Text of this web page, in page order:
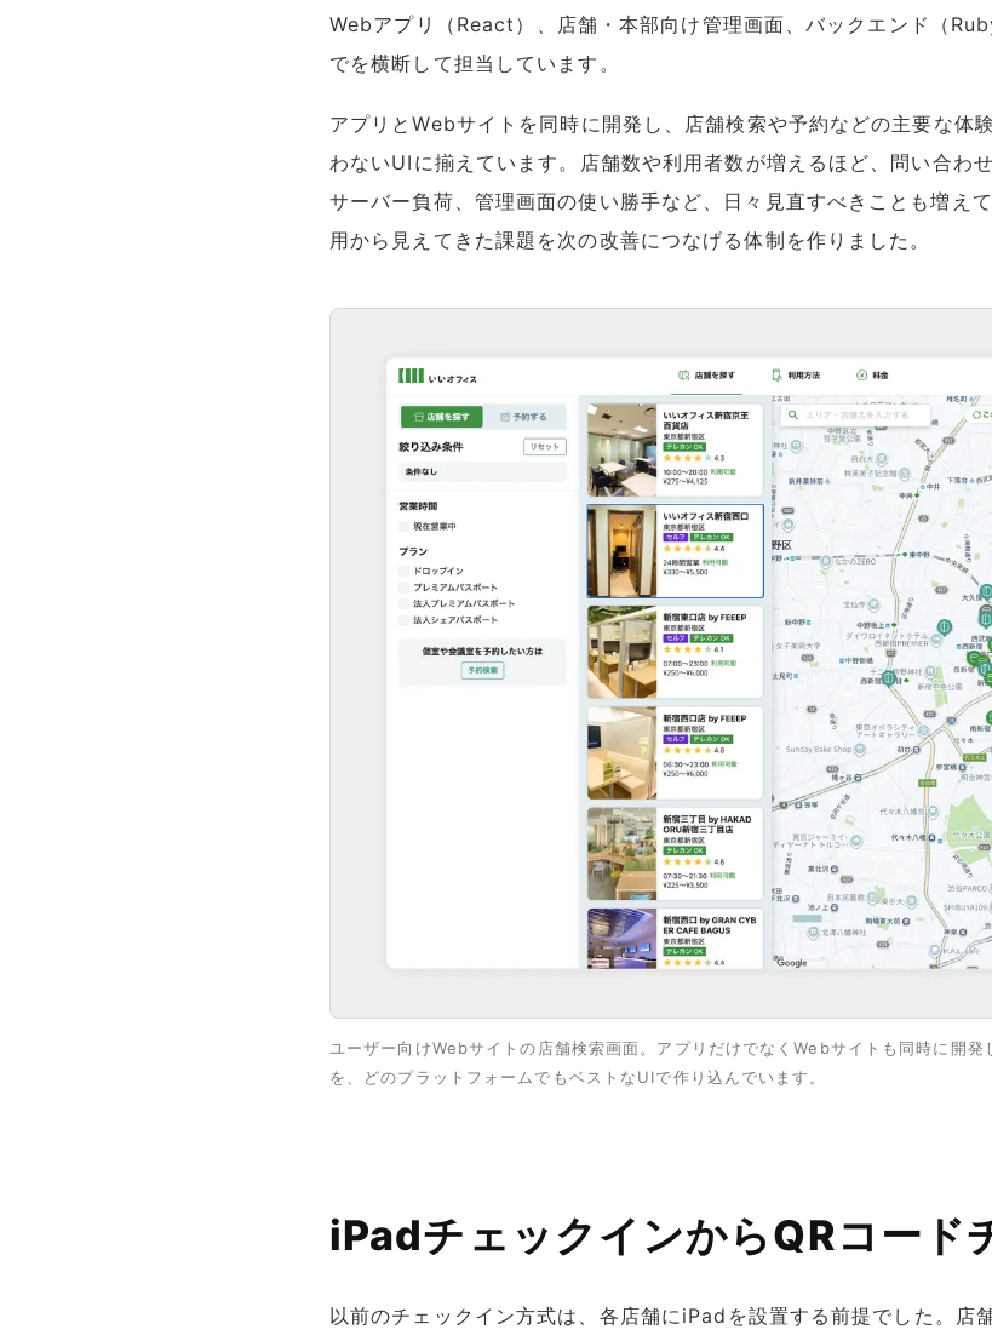
Webアプリ（React）、店舗・本部向け管理画面、バックエンド（
でを横断して担当しています。
アプリとWebサイトを同時に開発し、店舗検索や予約などの主要な体
わないUIに揃えています。店舗数や利用者数が増えるほど、問い合わ
サーバー負荷、管理画面の使い勝手など、日々見直すべきことも増え
用から見えてきた課題を次の改善につなげる体制を作りました。
ユーザー向けWebサイトの店舗検索画面。アプリだけでなくWebサイトも同時に開
を、どのプラットフォームでもベストなUIで作り込んでいます。
iPadチェックインからQRコード
以前のチェックイン方式は、各店舗にiPadを設置する前提でした。店